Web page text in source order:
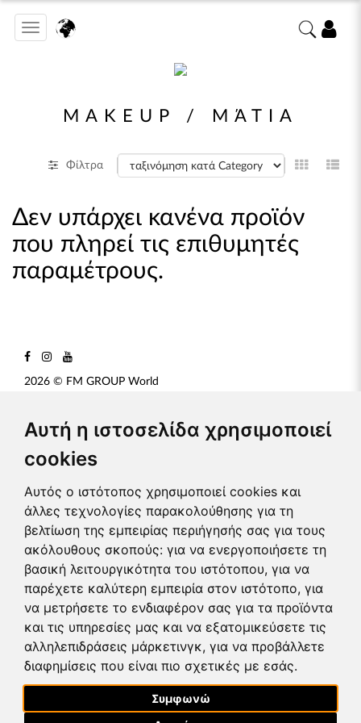
Toggle
navigation
MAKEUP / ΜΆΤΙΑ
Φίλτρα
Δεν υπάρχει κανένα προϊόν
που πληρεί τις επιθυμητές
παραμέτρους.
2026 © FM GROUP World
ul. Żmigrodzka 247, Wrocław FM WORLD Distribution 51-129
TIN: PL8952089916 REGON: 365172050 KRS: 0000632230
District Court for Wrocław - Fabryczna in Wrocław, 6th Economic Division
FAQ - OPEN WEBSHOP
ORDERING PROCEDURE
RULES OF COMPLAINTS
CREDITS
COOKIES PREFERENCES
Τα προϊόντα μας
BEAUTY & SKIN CARE
MAKEUP
FOR HOME
ΑΞΕΣΟΥΑΡ
Για την FM World
Αυτή η ιστοσελίδα χρησιμοποιεί
cookies
Αυτός ο ιστότοπος χρησιμοποιεί cookies και
άλλες τεχνολογίες παρακολούθησης για τη
βελτίωση της εμπειρίας περιήγησής σας για τους
ακόλουθους σκοπούς: για να ενεργοποιήσετε τη
βασική λειτουργικότητα του ιστότοπου, για να
παρέχετε καλύτερη εμπειρία στον ιστότοπο, για
να μετρήσετε το ενδιαφέρον σας για τα προϊόντα
και τις υπηρεσίες μας και να εξατομικεύσετε τις
αλληλεπιδράσεις μάρκετινγκ, για να προβάλλετε
διαφημίσεις που είναι πιο σχετικές με εσάς.
Συμφωνώ